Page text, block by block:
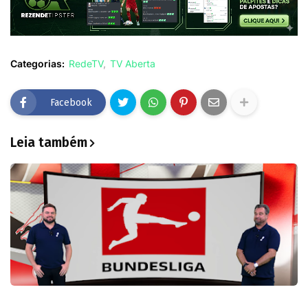
Categorias: RedeTV TV Aberta
Facebook
Leia também